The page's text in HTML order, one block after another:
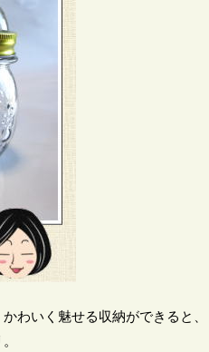
わいく魅せる収納ができると、